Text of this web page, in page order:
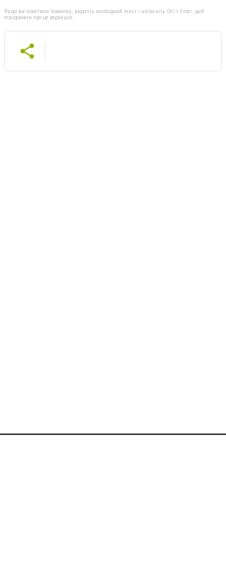
Якщо ви помітили помилку, виділіть необхідний текст і натисніть Ctrl + Enter, щоб
повідомити про це редакцію